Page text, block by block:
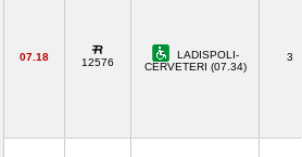
07.18 12576
LADISPOLI-
CERVETERI (07.34)
3